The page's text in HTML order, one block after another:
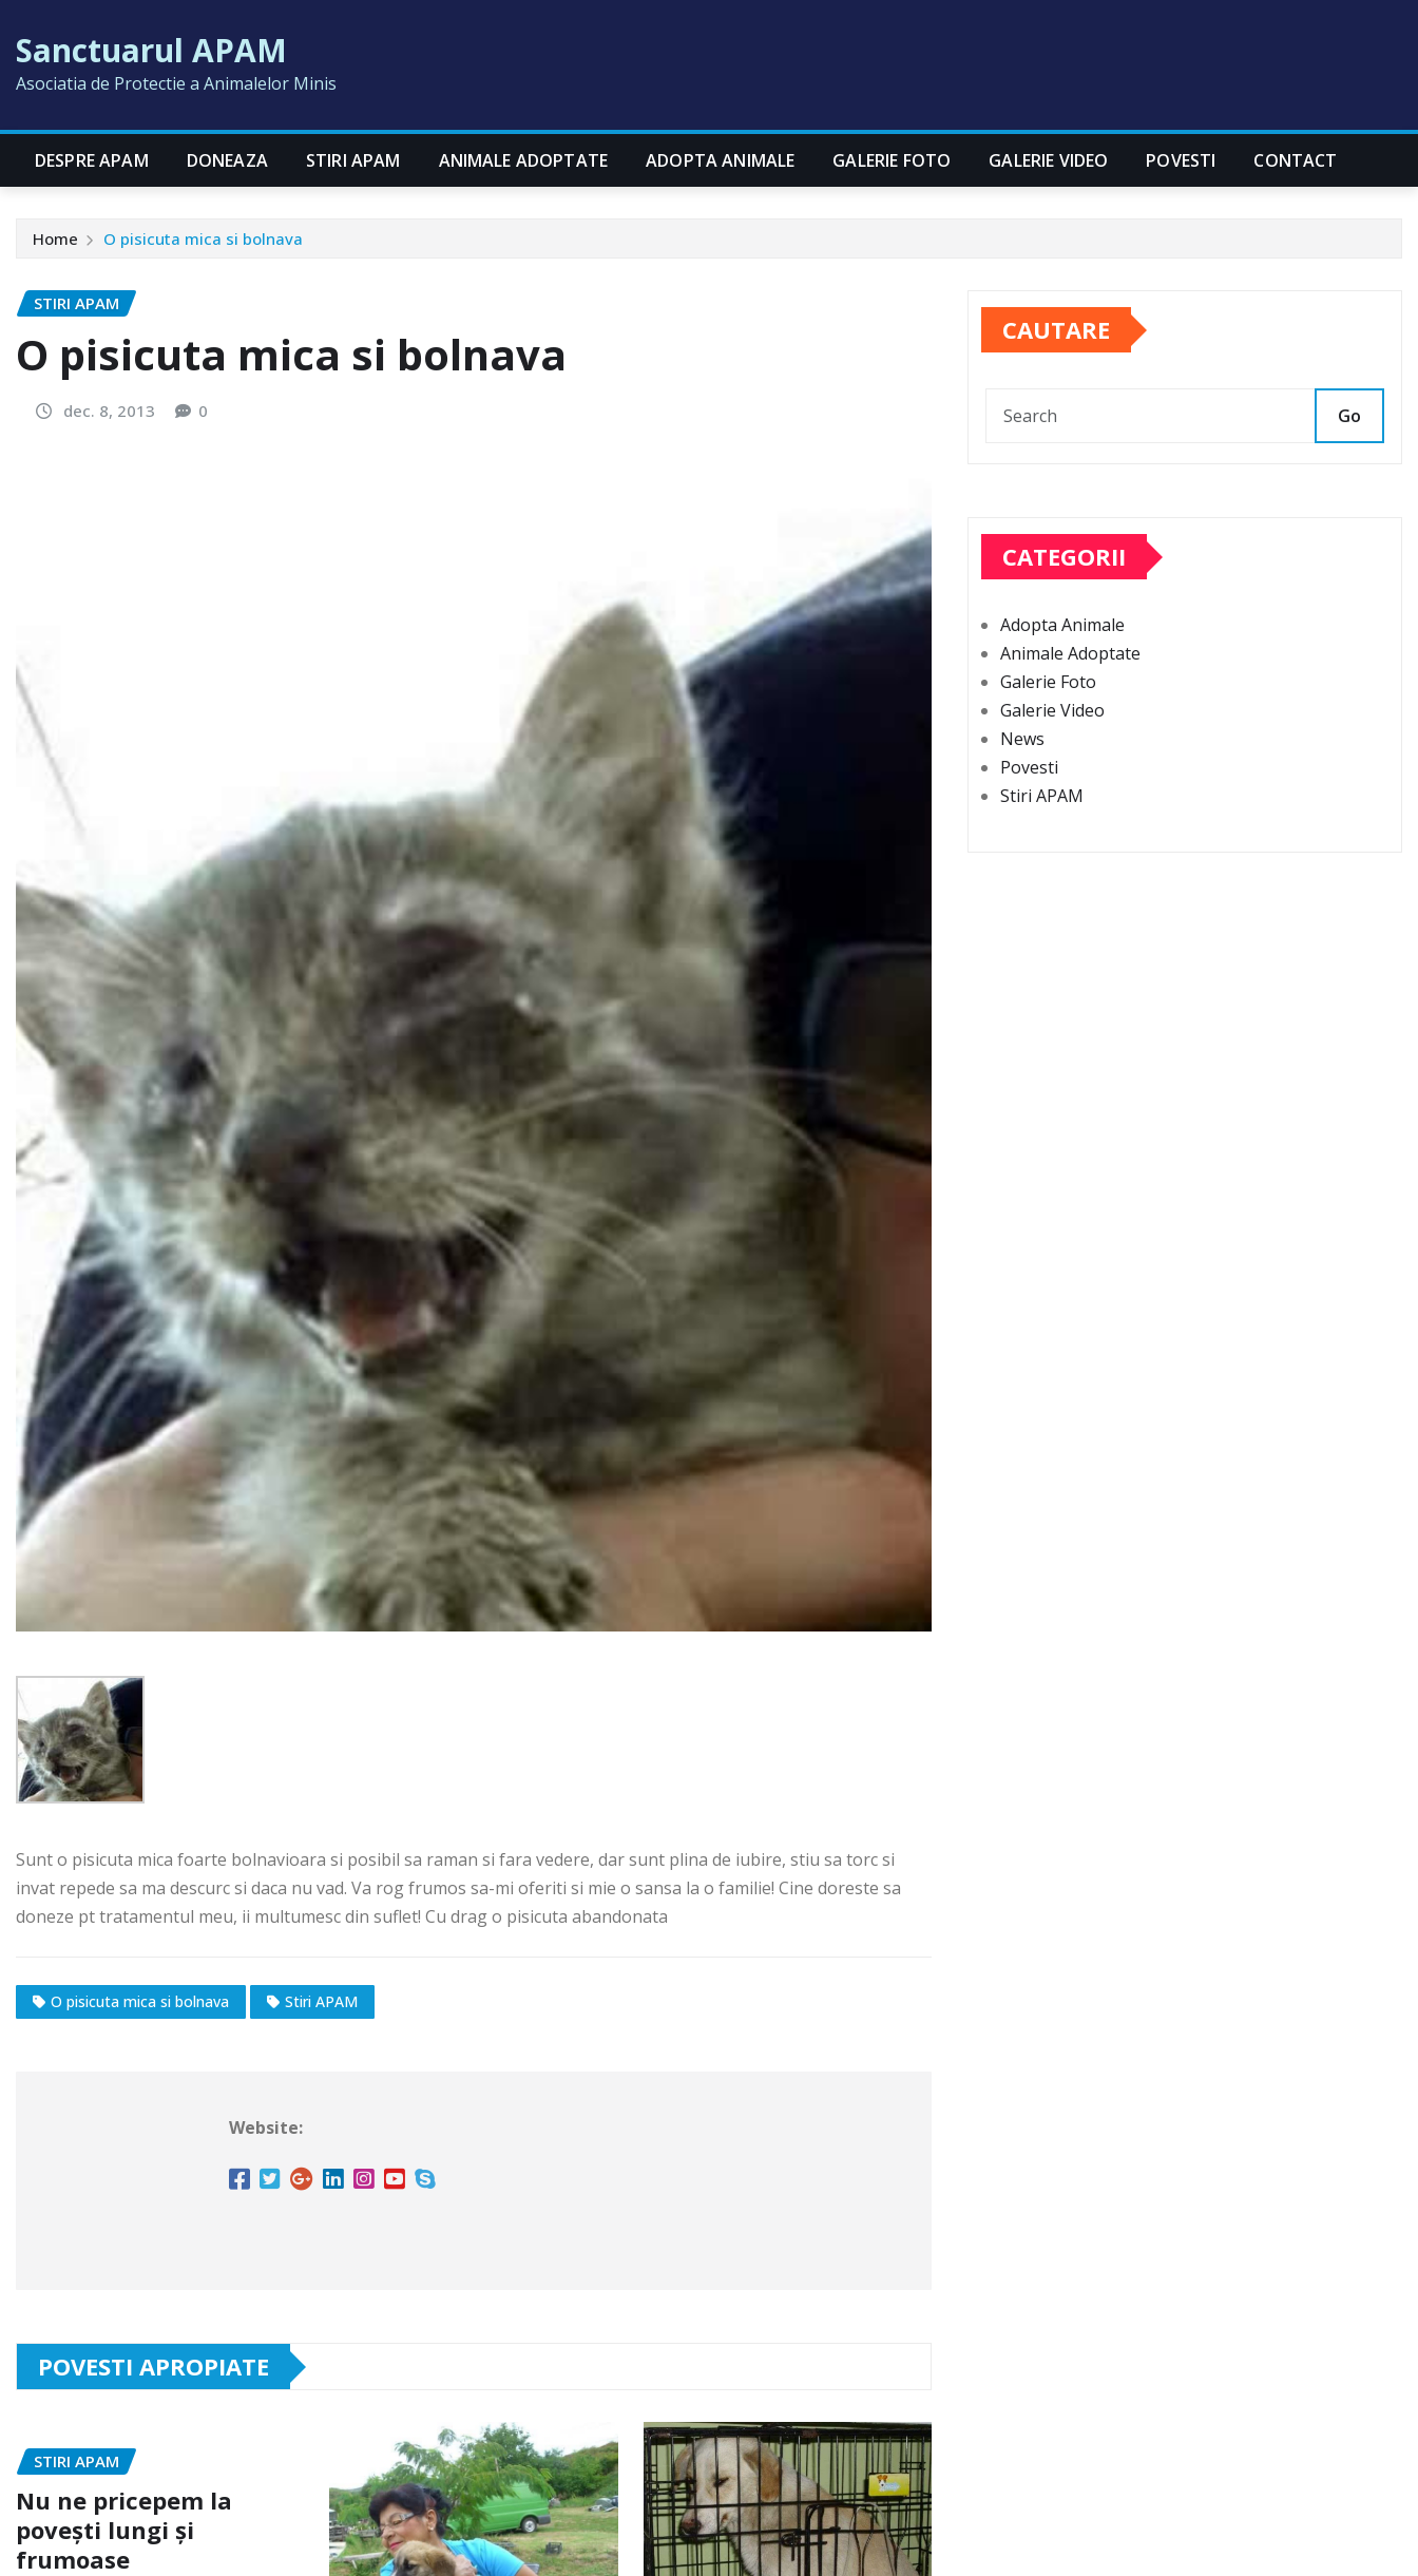
content
Sanctuarul APAM
Asociatia de Protectie a Animalelor Minis
DESPRE APAM DONEAZA STIRI APAM ANIMALE ADOPTATE ADOPTA ANIMALE GALERIE FOTO GALERIE VIDEO POVESTI CONTACT
Home O pisicuta mica si bolnava
STIRI APAM
O pisicuta mica si bolnava
dec. 8, 2013 0
Sunt o pisicuta mica foarte bolnavioara si posibil sa raman si fara vedere, dar sunt plina de iubire, stiu sa torc si
invat repede sa ma descurc si daca nu vad. Va rog frumos sa-mi oferiti si mie o sansa la o familie! Cine doreste sa
doneze pt tratamentul meu, ii multumesc din suflet! Cu drag o pisicuta abandonata
O pisicuta mica si bolnava Stiri APAM
Website:
POVESTI APROPIATE
STIRI APAM
Nu ne pricepem la
povești lungi și
frumoase
CAUTARE
Go
CATEGORII
Adopta Animale
Animale Adoptate
Galerie Foto
Galerie Video
News
Povesti
Stiri APAM